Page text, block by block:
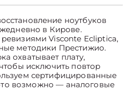
ноутбуков
в Кирове.
Visconte Ecliptica,
методики Престижио.
охватывает плату,
исключить повтор
сертифицированные
возможно — аналоговые